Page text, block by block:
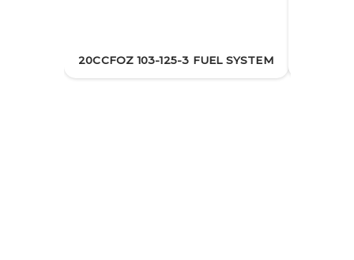
20CCFOZ 103-125-3 FUEL SYSTEM